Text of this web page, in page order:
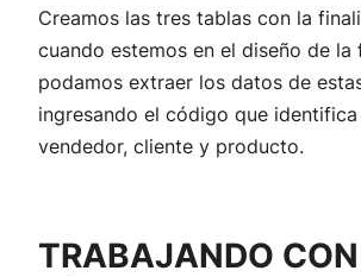
Creamos las tres tablas con la
cuando estemos en el diseño de la
podamos extraer los datos de
ingresando el código que identifica
vendedor, cliente y producto.
TRABAJANDO CON